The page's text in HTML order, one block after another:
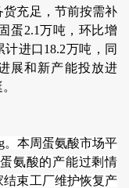
充足，节前按需补
蛋2.1万吨，环比增
计进口18.2万吨，同
展和新产能投放进
。本周蛋氨酸市场平
氨酸的产能过剩情
结束工厂维护恢复产